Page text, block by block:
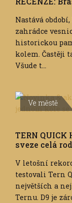
Nastává
zahrádce
historickou
kolem. Častěji
Všude t...
Ve městě
TERN QUICK
sveze celá
V letošní
testovali Tern
největších a
Ternu. D9 je